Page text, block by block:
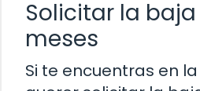
Solicitar la
meses
Si te encuentras en